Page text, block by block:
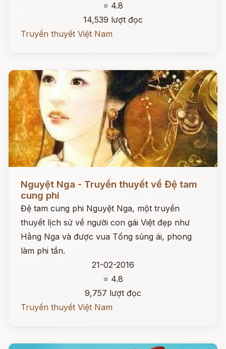
⭐ 4.8
14,539 lượt đọc
Truyền thuyết Việt Nam
Nguyệt Nga - Truyền thuyết về Đệ tam
cung phi
Đệ tam cung phi Nguyệt Nga, một truyền
thuyết lịch sử về người con gái Việt đẹp như
Hằng Nga và được vua Tống sủng ái, phong
làm phi tần.
21-02-2016
⭐ 4.8
9,757 lượt đọc
Truyền thuyết Việt Nam